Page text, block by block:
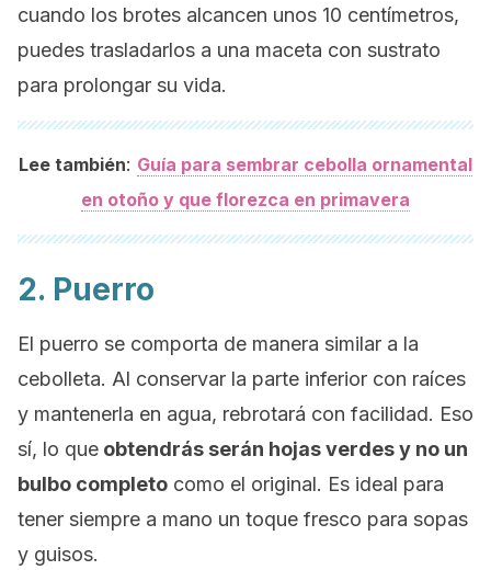
cuando los brotes alcancen unos 10 centímetros,
puedes trasladarlos a una maceta con sustrato
para prolongar su vida.
Lee también: Guía para sembrar cebolla ornamental
en otoño y que florezca en primavera
2. Puerro
El puerro se comporta de manera similar a la
cebolleta. Al conservar la parte inferior con raíces
y mantenerla en agua, rebrotará con facilidad. Eso
sí, lo que obtendrás serán hojas verdes y no un
bulbo completo como el original. Es ideal para
tener siempre a mano un toque fresco para sopas
y guisos.